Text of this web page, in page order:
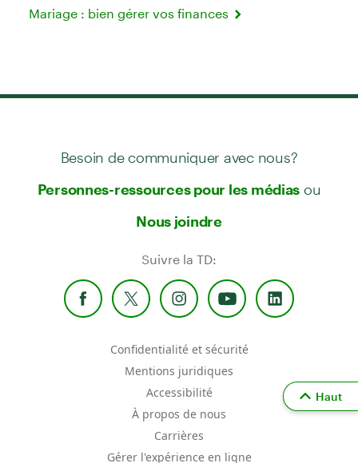
Mariage : bien gérer vos finances
Besoin de communiquer avec nous?
Personnes-ressources pour les médias ou
Nous joindre
Suivre la TD:
Confidentialité et sécurité
Mentions juridiques
Accessibilité
À propos de nous
Carrières
Gérer l'expérience en ligne
Haut